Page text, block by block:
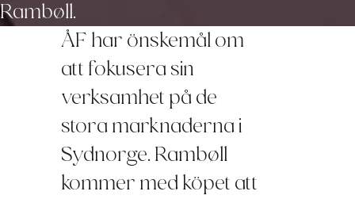
Rambøll.
ÅF har önskemål om
att fokusera sin
verksamhet på de
stora marknaderna i
Sydnorge. Rambøll
kommer med köpet att